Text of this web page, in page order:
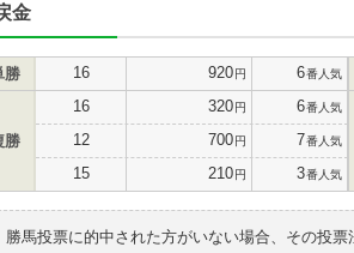
金
勝 16 920円 6番人気
勝
16 320円 6番人気
12 700円 7番人気
15 210円 3番人気
勝馬投票に的中された方がいない場合、その投